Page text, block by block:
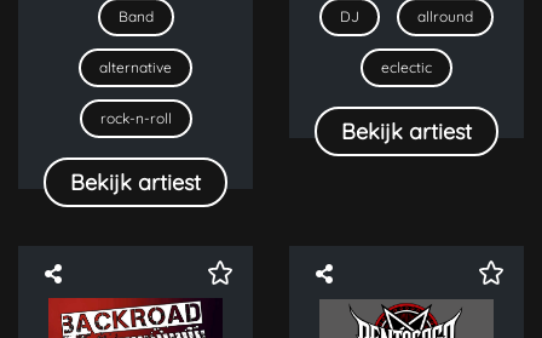
Band
alternative
rock-n-roll
Bekijk artiest
DJ allround
eclectic
Bekijk artiest